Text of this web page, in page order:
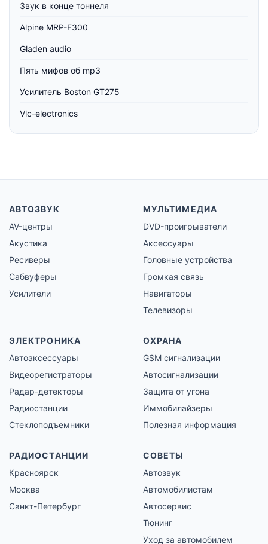
Звук в конце тоннеля
Alpine MRP-F300
Gladen audio
Пять мифов об mp3
Усилитель Boston GT275
Vlc-electronics
АВТОЗВУК
AV-центры
Акустика
Ресиверы
Сабвуферы
Усилители
МУЛЬТИМЕДИА
DVD-проигрыватели
Аксессуары
Головные устройства
Громкая связь
Навигаторы
Телевизоры
ЭЛЕКТРОНИКА
Автоаксессуары
Видеорегистраторы
Радар-детекторы
Радиостанции
Стеклоподъемники
ОХРАНА
GSM сигнализации
Автосигнализации
Защита от угона
Иммобилайзеры
Полезная информация
РАДИОСТАНЦИИ
Красноярск
Москва
Санкт-Петербург
СОВЕТЫ
Автозвук
Автомобилистам
Автосервис
Тюнинг
Уход за автомобилем